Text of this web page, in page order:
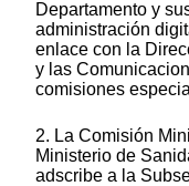
Departamento y
administración
enlace con la
y las
comisiones
2. La Comisión
Ministerio de
adscribe a la